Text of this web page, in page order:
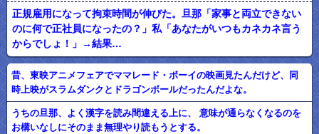
正規雇用になって拘束時間が伸びた。旦那「家事と両立できない
のに何で正社員になったの？」私「あなたがいつもカネカネ言う
からでしょ！」→結果…
昔、東映アニメフェアでママレード・ボーイの映画見たんだけど、同
時上映がスラムダンクとドラゴンボールだったんだよな。
うちの旦那、よく漢字を読み間違える上に、 意味が通らなくなるのを
お構いなしにそのまま無理やり読もうとする。